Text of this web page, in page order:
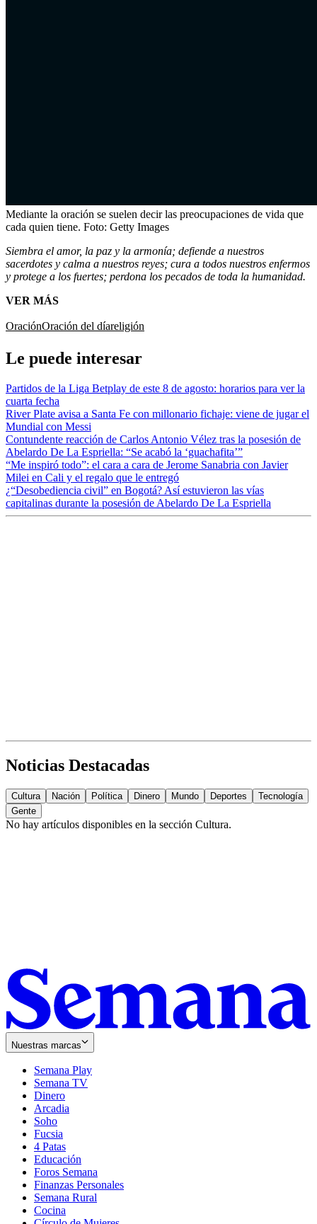
Mediante la oración se suelen decir las preocupaciones de vida que
cada quien tiene. Foto: Getty Images
Siembra el amor, la paz y la armonía; defiende a nuestros
sacerdotes y calma a nuestros reyes; cura a todos nuestros enfermos
y protege a los fuertes; perdona los pecados de toda la humanidad.
VER MÁS
OraciónOración del díareligión
Le puede interesar
Partidos de la Liga Betplay de este 8 de agosto: horarios para ver la
cuarta fecha
River Plate avisa a Santa Fe con millonario fichaje: viene de jugar el
Mundial con Messi
Contundente reacción de Carlos Antonio Vélez tras la posesión de
Abelardo De La Espriella: “Se acabó la ‘guachafita’”
“Me inspiró todo”: el cara a cara de Jerome Sanabria con Javier
Milei en Cali y el regalo que le entregó
¿“Desobediencia civil” en Bogotá? Así estuvieron las vías
capitalinas durante la posesión de Abelardo De La Espriella
Noticias Destacadas
Cultura Nación Política Dinero Mundo Deportes
Tecnología
Gente
No hay artículos disponibles en la sección Cultura.
Nuestras marcas
Semana Play
Semana TV
Dinero
Arcadia
Soho
in
new
window
Fucsia
in
new
window
4 Patas
Educación
Foros Semana
Finanzas Personales
Semana Rural
Cocina